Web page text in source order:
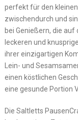
perfekt für den
zwischendurch und
bei Genießern, die auf
leckeren und
ihrer einzigartigen
Lein- und
einen köstlichen
eine gesunde Portion
Die Saltletts